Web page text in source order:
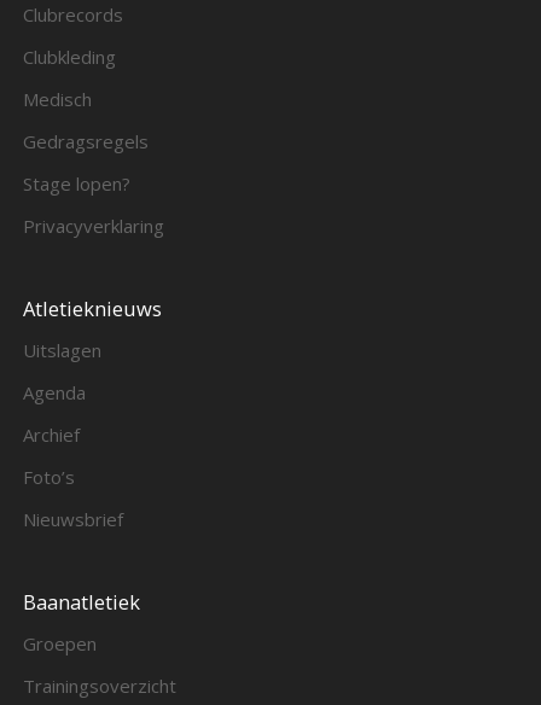
Clubrecords
Clubkleding
Medisch
Gedragsregels
Stage lopen?
Privacyverklaring
Atletieknieuws
Uitslagen
Agenda
Archief
Foto’s
Nieuwsbrief
Baanatletiek
Groepen
Trainingsoverzicht